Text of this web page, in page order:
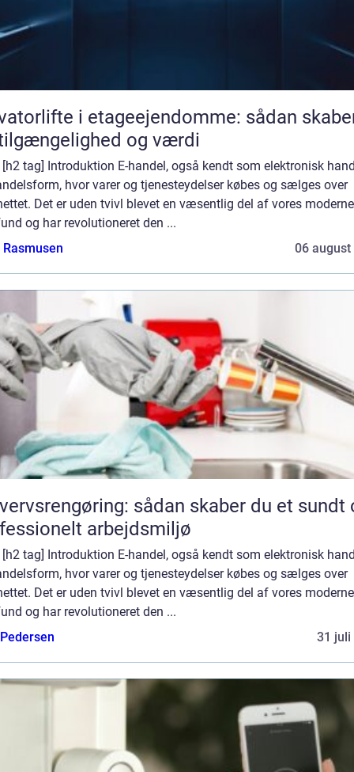
i etageejendomme: sådan
og værdi
tag] Introduktion E-handel, også kendt som elektronisk
hvor varer og tjenesteydelser købes og sælges over
Det er uden tvivl blevet en væsentlig del af vores moderne
og har revolutioneret den ...
06 august
sådan skaber du et sundt
arbejdsmiljø
tag] Introduktion E-handel, også kendt som elektronisk
hvor varer og tjenesteydelser købes og sælges over
Det er uden tvivl blevet en væsentlig del af vores moderne
og har revolutioneret den ...
31 juli